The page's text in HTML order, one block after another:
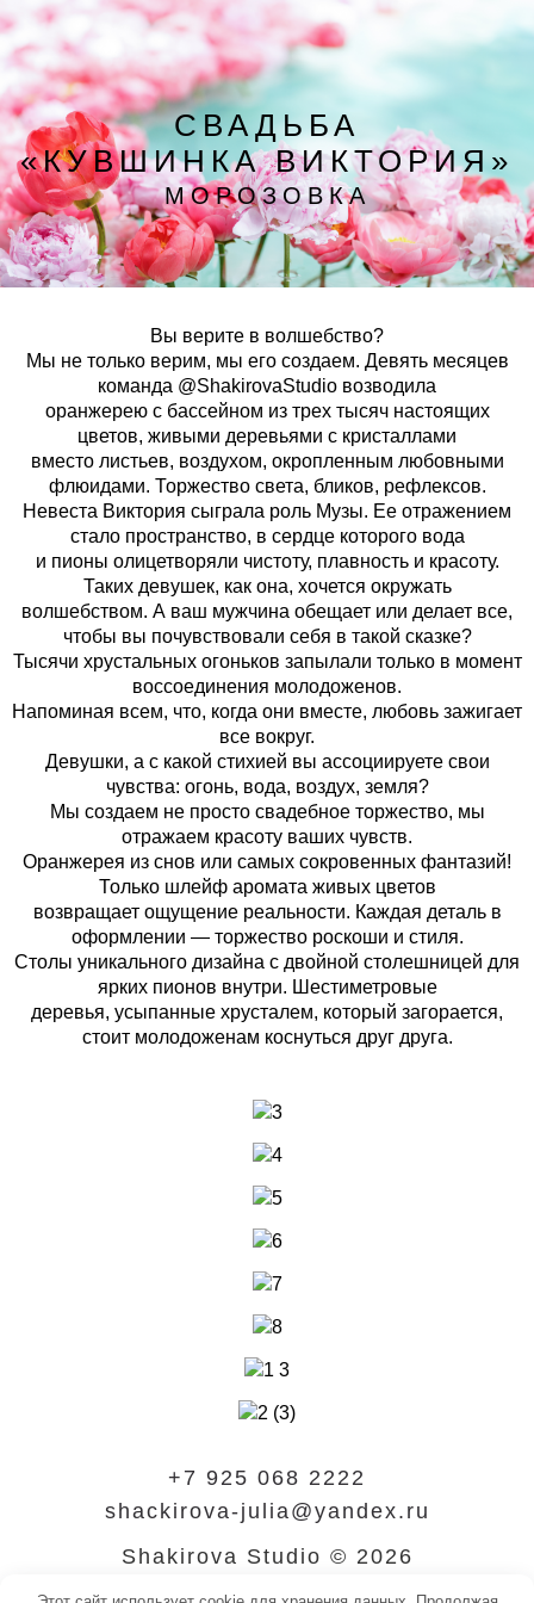
СВАДЬБА
«КУВШИНКА ВИКТОРИЯ»
МОРОЗОВКА
Вы верите в волшебство?
Мы не только верим, мы его создаем. Девять месяцев
команда @ShakirovaStudio возводила
оранжерею с бассейном из трех тысяч настоящих
цветов, живыми деревьями с кристаллами
вместо листьев, воздухом, окропленным любовными
флюидами. Торжество света, бликов, рефлексов.
Невеста Виктория сыграла роль Музы. Ее отражением
стало пространство, в сердце которого вода
и пионы олицетворяли чистоту, плавность и красоту.
Таких девушек, как она, хочется окружать
волшебством. А ваш мужчина обещает или делает все,
чтобы вы почувствовали себя в такой сказке?
Тысячи хрустальных огоньков запылали только в момент
воссоединения молодоженов.
Напоминая всем, что, когда они вместе, любовь зажигает
все вокруг.
Девушки, а с какой стихией вы ассоциируете свои
чувства: огонь, вода, воздух, земля?
Мы создаем не просто свадебное торжество, мы
отражаем красоту ваших чувств.
Оранжерея из снов или самых сокровенных фантазий!
Только шлейф аромата живых цветов
возвращает ощущение реальности. Каждая деталь в
оформлении — торжество роскоши и стиля.
Столы уникального дизайна с двойной столешницей для
ярких пионов внутри. Шестиметровые
деревья, усыпанные хрусталем, который загорается,
стоит молодоженам коснуться друг друга.
+7 925 068 2222
shackirova-julia@yandex.ru
Shakirova Studio © 2026
Оформление праздников